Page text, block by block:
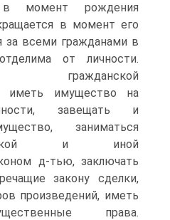
момент рождения
в момент его
за всеми гражданами в
от личности.
гражданской
иметь имущество на
завещать и
заниматься
и иной
д-тью, заключать
закону сделки,
произведений, иметь
права.